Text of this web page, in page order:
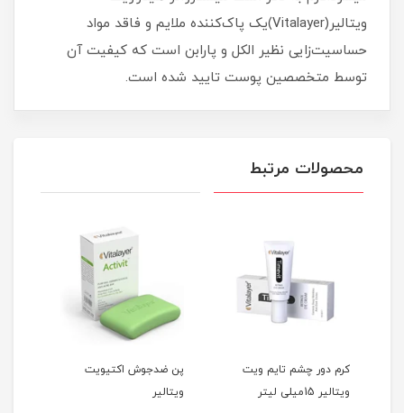
ویتالیر(Vitalayer)یک پاک‌کننده ملایم و فاقد مواد
حساسیت‌زایی نظیر الکل و پارابن است که کیفیت آن
توسط متخصصین پوست تایید شده است.
محصولات مرتبط
کرم دور چشم تایم ویت
ویتالیر 15میلی لیتر
پن ضدجوش اکتیویت
ویتالیر